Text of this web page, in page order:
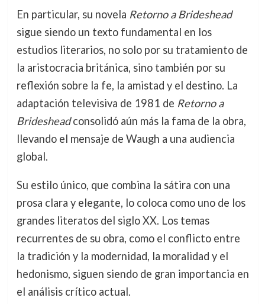
En particular, su novela Retorno a Brideshead
sigue siendo un texto fundamental en los
estudios literarios, no solo por su tratamiento de
la aristocracia británica, sino también por su
reflexión sobre la fe, la amistad y el destino. La
adaptación televisiva de 1981 de Retorno a
Bridesheadconsolidó aún más la fama de la obra,
llevando el mensaje de Waugh a una audiencia
global.
Su estilo único, que combina la sátira con una
prosa clara y elegante, lo coloca como uno de los
grandes literatos del siglo XX. Los temas
recurrentes de su obra, como el conflicto entre
la tradición y la modernidad, la moralidad y el
hedonismo, siguen siendo de gran importancia en
el análisis crítico actual.